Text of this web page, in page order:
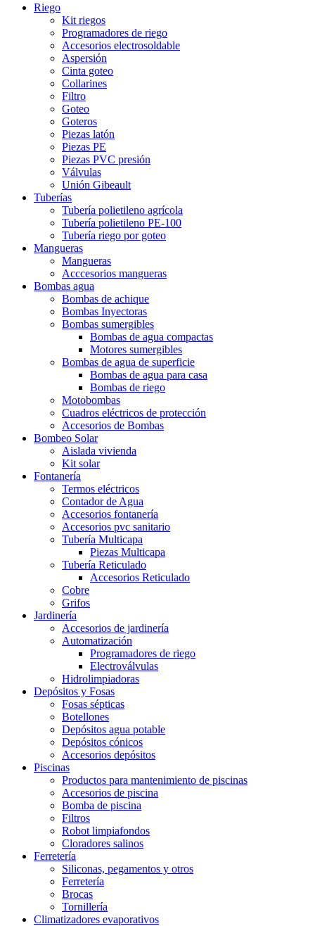
Riego
Kit riegos
Programadores de riego
Accesorios electrosoldable
Aspersión
Cinta goteo
Collarines
Filtro
Goteo
Goteros
Piezas latón
Piezas PE
Piezas PVC presión
Válvulas
Unión Gibeault
Tuberías
Tubería polietileno agrícola
Tubería polietileno PE-100
Tubería riego por goteo
Mangueras
Mangueras
Acccesorios mangueras
Bombas agua
Bombas de achique
Bombas Inyectoras
Bombas sumergibles
Bombas de agua compactas
Motores sumergibles
Bombas de agua de superficie
Bombas de agua para casa
Bombas de riego
Motobombas
Cuadros eléctricos de protección
Accesorios de Bombas
Bombeo Solar
Aislada vivienda
Kit solar
Fontanería
Termos eléctricos
Contador de Agua
Accesorios fontanería
Accesorios pvc sanitario
Tubería Multicapa
Piezas Multicapa
Tubería Reticulado
Accesorios Reticulado
Cobre
Grifos
Jardinería
Accesorios de jardinería
Automatización
Programadores de riego
Electroválvulas
Hidrolimpiadoras
Depósitos y Fosas
Fosas sépticas
Botellones
Depósitos agua potable
Depósitos cónicos
Accesorios depósitos
Piscinas
Productos para mantenimiento de piscinas
Accesorios de piscina
Bomba de piscina
Filtros
Robot limpiafondos
Cloradores salinos
Ferretería
Siliconas, pegamentos y otros
Ferretería
Brocas
Tornillería
Climatizadores evaporativos